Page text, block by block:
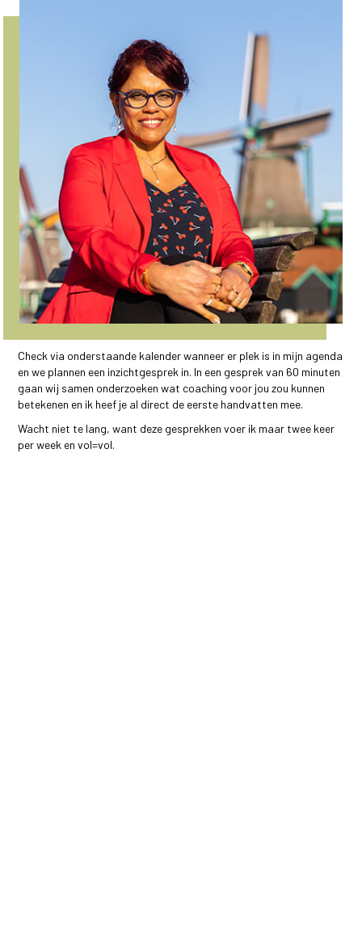
Check via onderstaande kalender wanneer er plek is in mijn agenda
en we plannen een inzichtgesprek in. In een gesprek van 60 minuten
gaan wij samen onderzoeken wat coaching voor jou zou kunnen
betekenen en ik heef je al direct de eerste handvatten mee.
Wacht niet te lang, want deze gesprekken voer ik maar twee keer
per week en vol=vol.